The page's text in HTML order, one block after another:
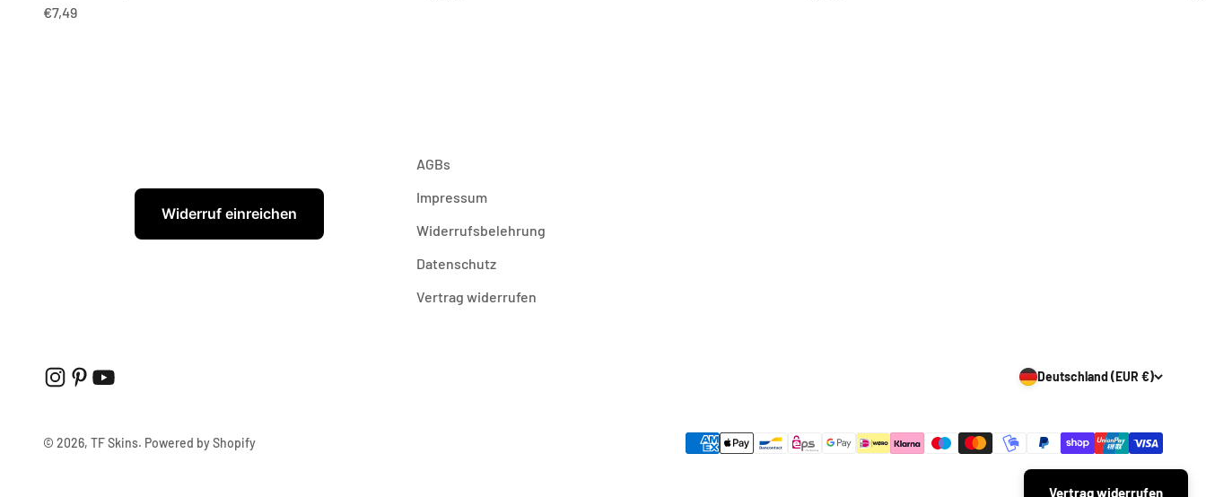
Angebot
€7,49
Widerruf einreichen
AGBs
Impressum
Widerrufsbelehrung
Datenschutz
Vertrag widerrufen
Deutschland (EUR €)
© 2026, TF Skins. Powered by Shopify
Vertrag widerrufen